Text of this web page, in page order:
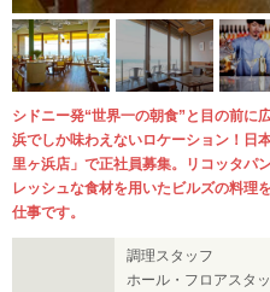
シドニー発“世界一の朝食”と目の前に
浜でしか味わえないロケーション！日
里ヶ浜店」で正社員募集。リコッタパ
レッシュな食材を用いたビルズの料理
仕事です。
調理スタッフ
ホール・フロアス